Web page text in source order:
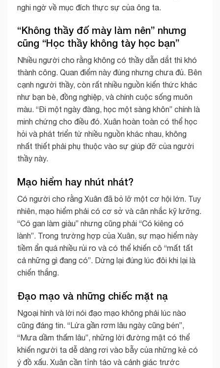
nghi ngờ về mục đích thực sự của ông ta.
“Không thầy đố mày làm nên” nhưng
cũng “Học thầy không tày học bạn”
Nhiều người cho rằng không có thầy dẫn dắt thì khó
thành công. Quan điểm này đúng nhưng chưa đủ. Bên
cạnh người thầy, còn rất nhiều nguồn kiến thức khác
như bạn bè, đồng nghiệp, và chính cuộc sống muôn
màu. “Đi một ngày đàng, học một sàng khôn” chính là
minh chứng cho điều đó. Xuân hoàn toàn có thể học
hỏi và phát triển từ nhiều nguồn khác nhau, không
nhất thiết phải phụ thuộc vào sự giúp đỡ của người
thầy này.
Mạo hiểm hay nhút nhát?
Có người cho rằng Xuân đã bỏ lỡ một cơ hội lớn. Tuy
nhiên, mạo hiểm phải có cơ sở và cân nhắc kỹ lưỡng.
“Có gan làm giàu” nhưng cũng phải “Có kiêng có
lành”. Trong trường hợp của Xuân, sự mạo hiểm này
tiềm ẩn quá nhiều rủi ro và có thể khiến cô “mất tất
cả những gì đang có”. Dừng lại đúng lúc đôi khi lại là
chiến thắng.
Đạo mạo và những chiếc mặt nạ
Ngoại hình và lời nói đạo mạo không phải lúc nào
cũng đáng tin. “Lửa gần rơm lâu ngày cũng bén”,
“Mưa dầm thấm lâu”, những lời đường mật có thể
khiến người ta dễ dàng rơi vào bẫy của những kẻ có
ý đồ xấu. Xuân cần tỉnh táo và cảnh giác trước